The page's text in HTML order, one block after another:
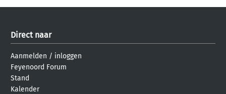
Direct naar
Aanmelden / inloggen
Feyenoord Forum
Stand
Kalender